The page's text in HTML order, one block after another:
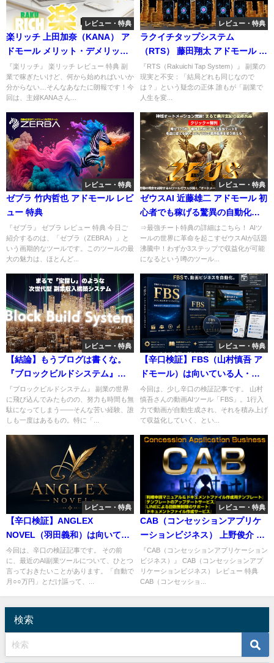
レビュー・特典
楽リッチ 上田加奈（KANA） ア
ドモール メリット・デメリット
完全解説！本当に稼げるのか？
レビューと特典
『楽リッチ』 楽リッチ レビュー 特典 副
業で稼ぎたいけど、何から始めればいいか
分からない…そんなあなたに朗報です！今
回は、主婦KANAさん...
レビュー・特典
ラクイチタップシステム
（RTS） 藤田翔太 アドモール ス
マホを“現金製造機”に変えてし
まう最新AIツールを極秘特典付
きでレビュー
『RTS（Rakuichi Tap System）』 副業の
現実と不安：「結局どれも同じなので
は？」という疑念の正体 誰もが「副業で
人生を変...
レビュー・特典
ゼブラ 竹内哲也 アドモール レビ
ュー 特典
『ゼブラ』 ゼブラ レビュー 特典 今日ご
紹介するのは、「ゼブラ（ZEBRA）」と
いう画期的なツールです。このツールの最
大の魅力は、ほとんど...
レビュー・特典
ゼウスAI 近藤雄二 アドモール 初
心者でも稼げる驚異の自動化ツ
ールを限定特典付きで徹底レビ
ュー！
⇒最強チート特典の詳細はこちら！ AIツ
ールの世界に革命を起こすゼウスAIが話題
沸騰中！わずか3ステップで収益化が可能
になるという噂のツール...
レビュー・特典
【結論】もうブログは書くな。
『ブロックビルドシステム』
で“まとめる”だけで勝てる時
代。【特典付レビュー】
『ブロックビルドシステム』 副業の世界
に飛び込んでみたものの、努力も時間も無
駄になってしまう――そんな苦い経験、誰
しも一度はあるもの。特に「...
レビュー・特典
【辛口検証】FBS（山村慎吾 ア
ドモール）は向いている人・向
いていない人が分かれる【特典
付レビュー】
今回は、少し辛口の検証記事です。 山村
慎吾さんの動画AIツール「FBS」。1行入
力で動画が自動生成され、それを積み上げ
て収益化していく、とい...
レビュー・特典
【辛口検証】ANGLEX
NOVEL（羽田義和）は向いてい
る人・向いていない人が分かれ
る【特典付レビュー】
今回は、辛口の検証記事です。 その前
に、最近のAI副業ツールについて、ひとつ
言っておきたいことがあります。「自動で
月○○万円」とだけ謳って、...
レビュー・特典
CAB（コンセッションアプリケ
ーションビジネス） 上野俊介 ア
ドモール 徹底レビューと究極特
典
『CAB（コンセッションアプリケーション
ビジネス）』 CAB（コンセッションアプ
リケーションビジネス） レビュー 特典
CAB（コンセッショ...
検索